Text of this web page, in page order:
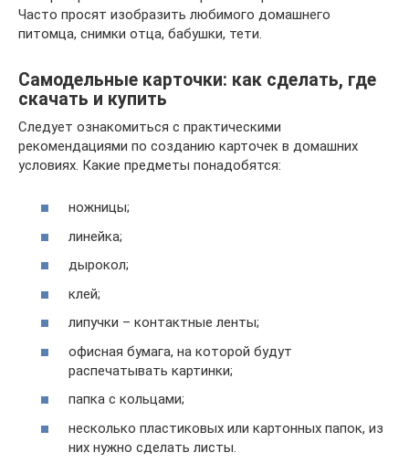
Часто просят изобразить любимого домашнего
питомца, снимки отца, бабушки, тети.
Самодельные карточки: как сделать, где
скачать и купить
Следует ознакомиться с практическими
рекомендациями по созданию карточек в домашних
условиях. Какие предметы понадобятся:
ножницы;
линейка;
дырокол;
клей;
липучки – контактные ленты;
офисная бумага, на которой будут
распечатывать картинки;
папка с кольцами;
несколько пластиковых или картонных папок, из
них нужно сделать листы.